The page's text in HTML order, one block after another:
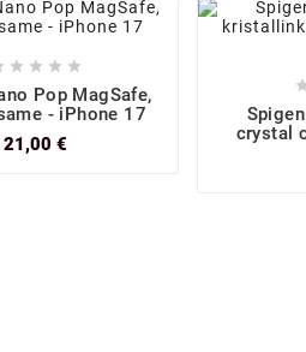
   
Pop MagSafe,
- iPhone 17
21,00 €
crystal